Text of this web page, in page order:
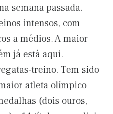
semana passada.
intensos, com
a médios. A maior
já está aqui.
treino. Tem sido
atleta olímpico
(dois ouros,